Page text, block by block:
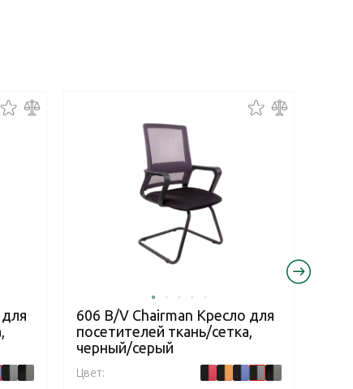
606 В/V Chairman Кресло для
посетителей ткань/сетка,
черный/серый
Цвет: